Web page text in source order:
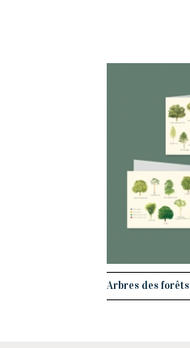
Arbres des forêts